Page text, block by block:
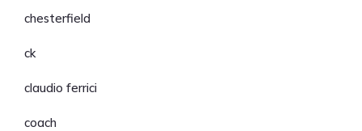
chesterfield
ck
claudio ferrici
coach